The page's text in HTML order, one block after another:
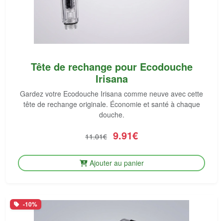
Tête de rechange pour Ecodouche
Irisana
Gardez votre Ecodouche Irisana comme neuve avec cette
tête de rechange originale. Économie et santé à chaque
douche.
11.01€ 9.91€
Ajouter au panier
-10%